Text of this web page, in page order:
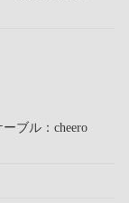
ブル：cheero